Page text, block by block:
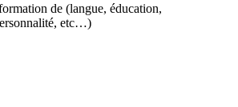
de (langue, éducation,
etc…)